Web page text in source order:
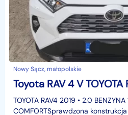
Nowy Sącz, małopolskie
TOYOTA RAV4 2019 • 2.0
COMFORTSprawdzona